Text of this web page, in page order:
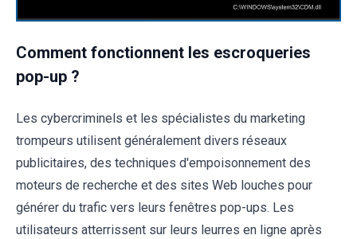
Comment fonctionnent les escroqueries
pop-up ?
Les cybercriminels et les spécialistes du marketing
trompeurs utilisent généralement divers réseaux
publicitaires, des techniques d'empoisonnement des
moteurs de recherche et des sites Web louches pour
générer du trafic vers leurs fenêtres pop-ups. Les
utilisateurs atterrissent sur leurs leurres en ligne après